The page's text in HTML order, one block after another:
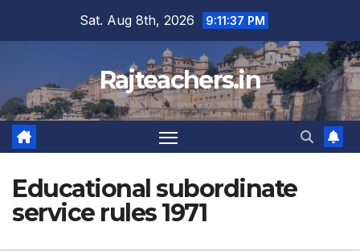
Sat. Aug 8th, 2026 9:11:38 PM
Rajteachers.in
Educational subordinate
service rules 1971